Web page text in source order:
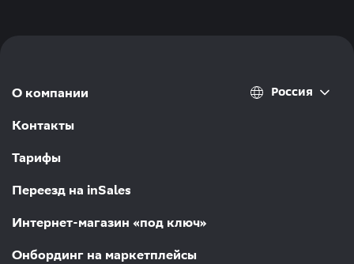
О компании
Контакты
Тарифы
Переезд на inSales
Интернет-магазин «под ключ»
Онбординг на маркетплейсы
Россия